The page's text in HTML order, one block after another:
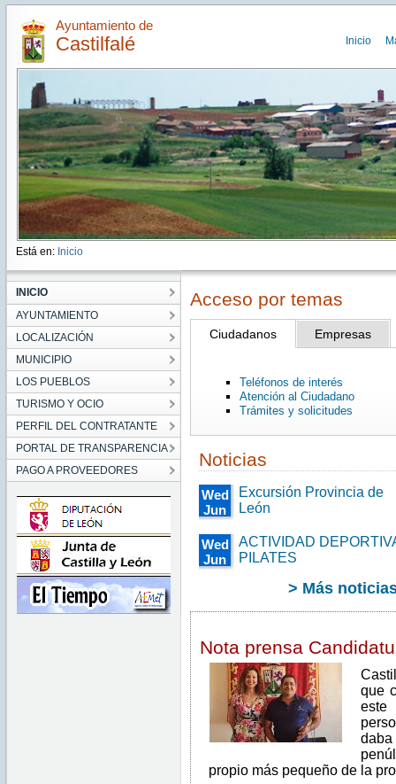
Ayuntamiento de
Castilfalé Inicio
Está en: Inicio
INICIO
AYUNTAMIENTO
LOCALIZACIÓN
MUNICIPIO
LOS PUEBLOS
TURISMO Y OCIO
PERFIL DEL CONTRATANTE
PORTAL DE TRANSPARENCIA
PAGO A PROVEEDORES
Acceso por temas
Ciudadanos Empresas
Teléfonos de interés
Atención al Ciudadano
Trámites y solicitudes
Noticias
Wed
Jun
00:00:00
CEST
2019
2019
Excursión Provincia de
León
Wed
Jun
Jun
26
00:00:00
CEST
ACTIVIDAD
PILATES
> Más
Nota prensa
que
este
daba
propio más pequeño de la